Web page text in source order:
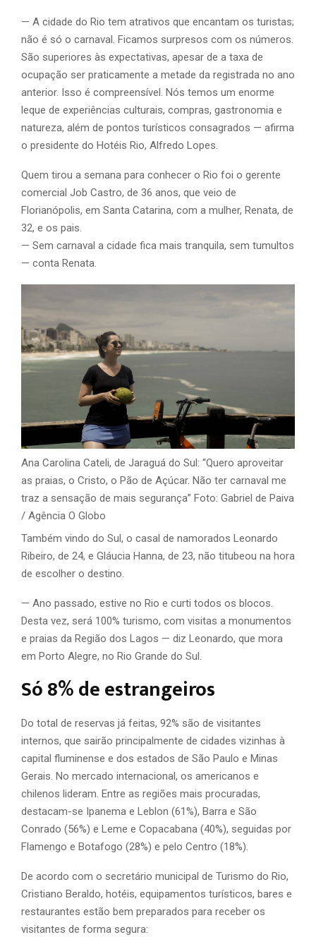
— A cidade do Rio tem atrativos que encantam os turistas;
não é só o carnaval. Ficamos surpresos com os números.
São superiores às expectativas, apesar de a taxa de
ocupação ser praticamente a metade da registrada no ano
anterior. Isso é compreensível. Nós temos um enorme
leque de experiências culturais, compras, gastronomia e
natureza, além de pontos turísticos consagrados — afirma
o presidente do Hotéis Rio, Alfredo Lopes.
Quem tirou a semana para conhecer o Rio foi o gerente
comercial Job Castro, de 36 anos, que veio de
Florianópolis, em Santa Catarina, com a mulher, Renata, de
32, e os pais.
— Sem carnaval a cidade fica mais tranquila, sem tumultos
— conta Renata.
Ana Carolina Cateli, de Jaraguá do Sul: “Quero aproveitar
as praias, o Cristo, o Pão de Açúcar. Não ter carnaval me
traz a sensação de mais segurança” Foto: Gabriel de Paiva
/ Agência O Globo
Também vindo do Sul, o casal de namorados Leonardo
Ribeiro, de 24, e Gláucia Hanna, de 23, não titubeou na hora
de escolher o destino.
— Ano passado, estive no Rio e curti todos os blocos.
Desta vez, será 100% turismo, com visitas a monumentos
e praias da Região dos Lagos — diz Leonardo, que mora
em Porto Alegre, no Rio Grande do Sul.
Só 8% de estrangeiros
Do total de reservas já feitas, 92% são de visitantes
internos, que sairão principalmente de cidades vizinhas à
capital fluminense e dos estados de São Paulo e Minas
Gerais. No mercado internacional, os americanos e
chilenos lideram. Entre as regiões mais procuradas,
destacam-se Ipanema e Leblon (61%), Barra e São
Conrado (56%) e Leme e Copacabana (40%), seguidas por
Flamengo e Botafogo (28%) e pelo Centro (18%).
De acordo com o secretário municipal de Turismo do Rio,
Cristiano Beraldo, hotéis, equipamentos turísticos, bares e
restaurantes estão bem preparados para receber os
visitantes de forma segura: